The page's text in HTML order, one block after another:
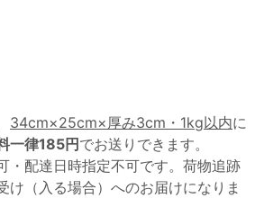
34cm×25cm×厚み3cm・1kg以内に
一律185円でお送りできます。
・配達日時指定不可です。荷物追跡
け（入る場合）へのお届けになりま